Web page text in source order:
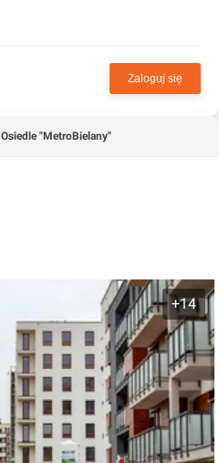
Zaloguj się
Osiedle "MetroBielany"
+14